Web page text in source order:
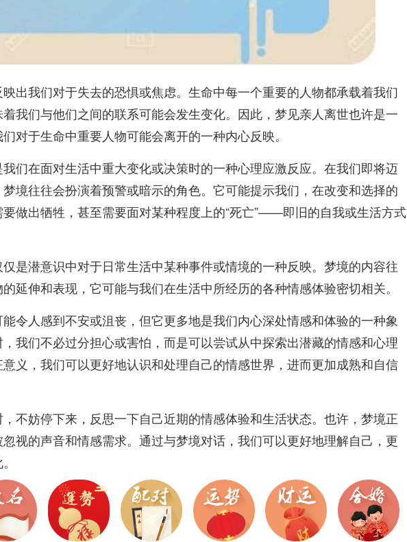
出我们对于失去的恐惧或焦虑。生命中每一个重要的人物都承载着我们
我们与他们之间的联系可能会发生变化。因此，梦见亲人离世也许是一
对于生命中重要人物可能会离开的一种内心反映。
们在面对生活中重大变化或决策时的一种心理应激反应。在我们即将迈
境往往会扮演着预警或暗示的角色。它可能提示我们，在改变和选择的
做出牺牲，甚至需要面对某种程度上的“死亡”——即旧的自我或生活方式
是潜意识中对于日常生活中某种事件或情境的一种反映。梦境的内容往
延伸和表现，它可能与我们在生活中所经历的各种情感体验密切相关。
令人感到不安或沮丧，但它更多地是我们内心深处情感和体验的一种象
我们不必过分担心或害怕，而是可以尝试从中探索出潜藏的情感和心理
义，我们可以更好地认识和处理自己的情感世界，进而更加成熟和自信
不妨停下来，反思一下自己近期的情感体验和生活状态。也许，梦境正
视的声音和情感需求。通过与梦境对话，我们可以更好地理解自己，更